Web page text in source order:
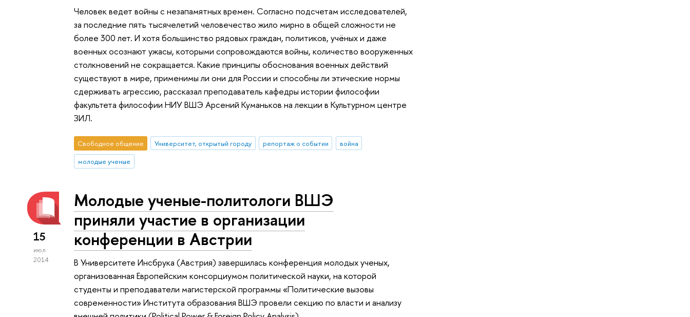
Человек ведет войны с незапамятных времен. Согласно подсчетам исследователей,
за последние пять тысячелетий человечество жило мирно в общей сложности не
более 300 лет. И хотя большинство рядовых граждан, политиков, учёных и даже
военных осознают ужасы, которыми сопровождаются войны, количество вооруженных
столкновений не сокращается. Какие принципы обоснования военных действий
существуют в мире, применимы ли они для России и способны ли этические нормы
сдерживать агрессию, рассказал преподаватель кафедры истории философии
факультета философии НИУ ВШЭ Арсений Куманьков на лекции в Культурном центре
ЗИЛ.
Свободное общение Университет, открытый городу репортаж о событии
война
молодые ученые
15
июл
2014
Молодые ученые-политологи ВШЭ
приняли участие в организации
конференции в Австрии
В Университете Инсбрука (Австрия) завершилась конференция молодых ученых,
организованная Европейским консорциумом политической науки, на которой
студенты и преподаватели магистерской программы «Политические вызовы
современности» Института образования ВШЭ провели секцию по власти и анализу